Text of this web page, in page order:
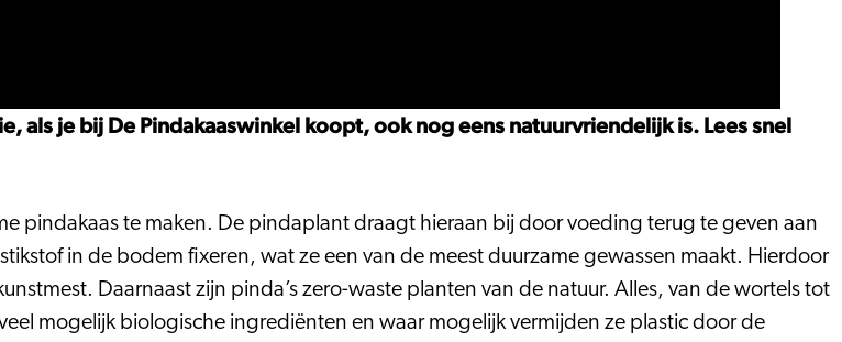
als je bij De Pindakaaswinkel koopt, ook nog eens natuurvriendelijk is. Lees snel
pindakaas te maken. De pindaplant draagt hieraan bij door voeding terug te geven aan
in de bodem fixeren, wat ze een van de meest duurzame gewassen maakt. Hierdoor
Daarnaast zijn pinda’s zero-waste planten van de natuur. Alles, van de wortels tot
mogelijk biologische ingrediënten en waar mogelijk vermijden ze plastic door de